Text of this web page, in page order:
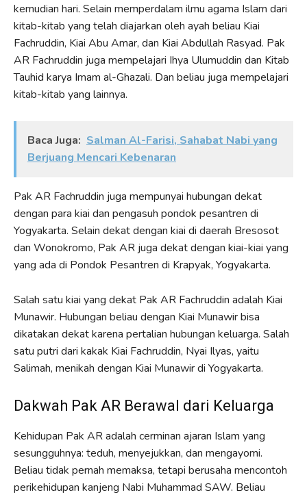
kemudian hari. Selain memperdalam ilmu agama Islam dari
kitab-kitab yang telah diajarkan oleh ayah beliau Kiai
Fachruddin, Kiai Abu Amar, dan Kiai Abdullah Rasyad. Pak
AR Fachruddin juga mempelajari Ihya Ulumuddin dan Kitab
Tauhid karya Imam al-Ghazali. Dan beliau juga mempelajari
kitab-kitab yang lainnya.
Baca Juga: Salman Al-Farisi, Sahabat Nabi yang
Berjuang Mencari Kebenaran
Pak AR Fachruddin juga mempunyai hubungan dekat
dengan para kiai dan pengasuh pondok pesantren di
Yogyakarta. Selain dekat dengan kiai di daerah Bresosot
dan Wonokromo, Pak AR juga dekat dengan kiai-kiai yang
yang ada di Pondok Pesantren di Krapyak, Yogyakarta.
Salah satu kiai yang dekat Pak AR Fachruddin adalah Kiai
Munawir. Hubungan beliau dengan Kiai Munawir bisa
dikatakan dekat karena pertalian hubungan keluarga. Salah
satu putri dari kakak Kiai Fachruddin, Nyai Ilyas, yaitu
Salimah, menikah dengan Kiai Munawir di Yogyakarta.
Dakwah Pak AR Berawal dari Keluarga
Kehidupan Pak AR adalah cerminan ajaran Islam yang
sesungguhnya: teduh, menyejukkan, dan mengayomi.
Beliau tidak pernah memaksa, tetapi berusaha mencontoh
perikehidupan kanjeng Nabi Muhammad SAW. Beliau